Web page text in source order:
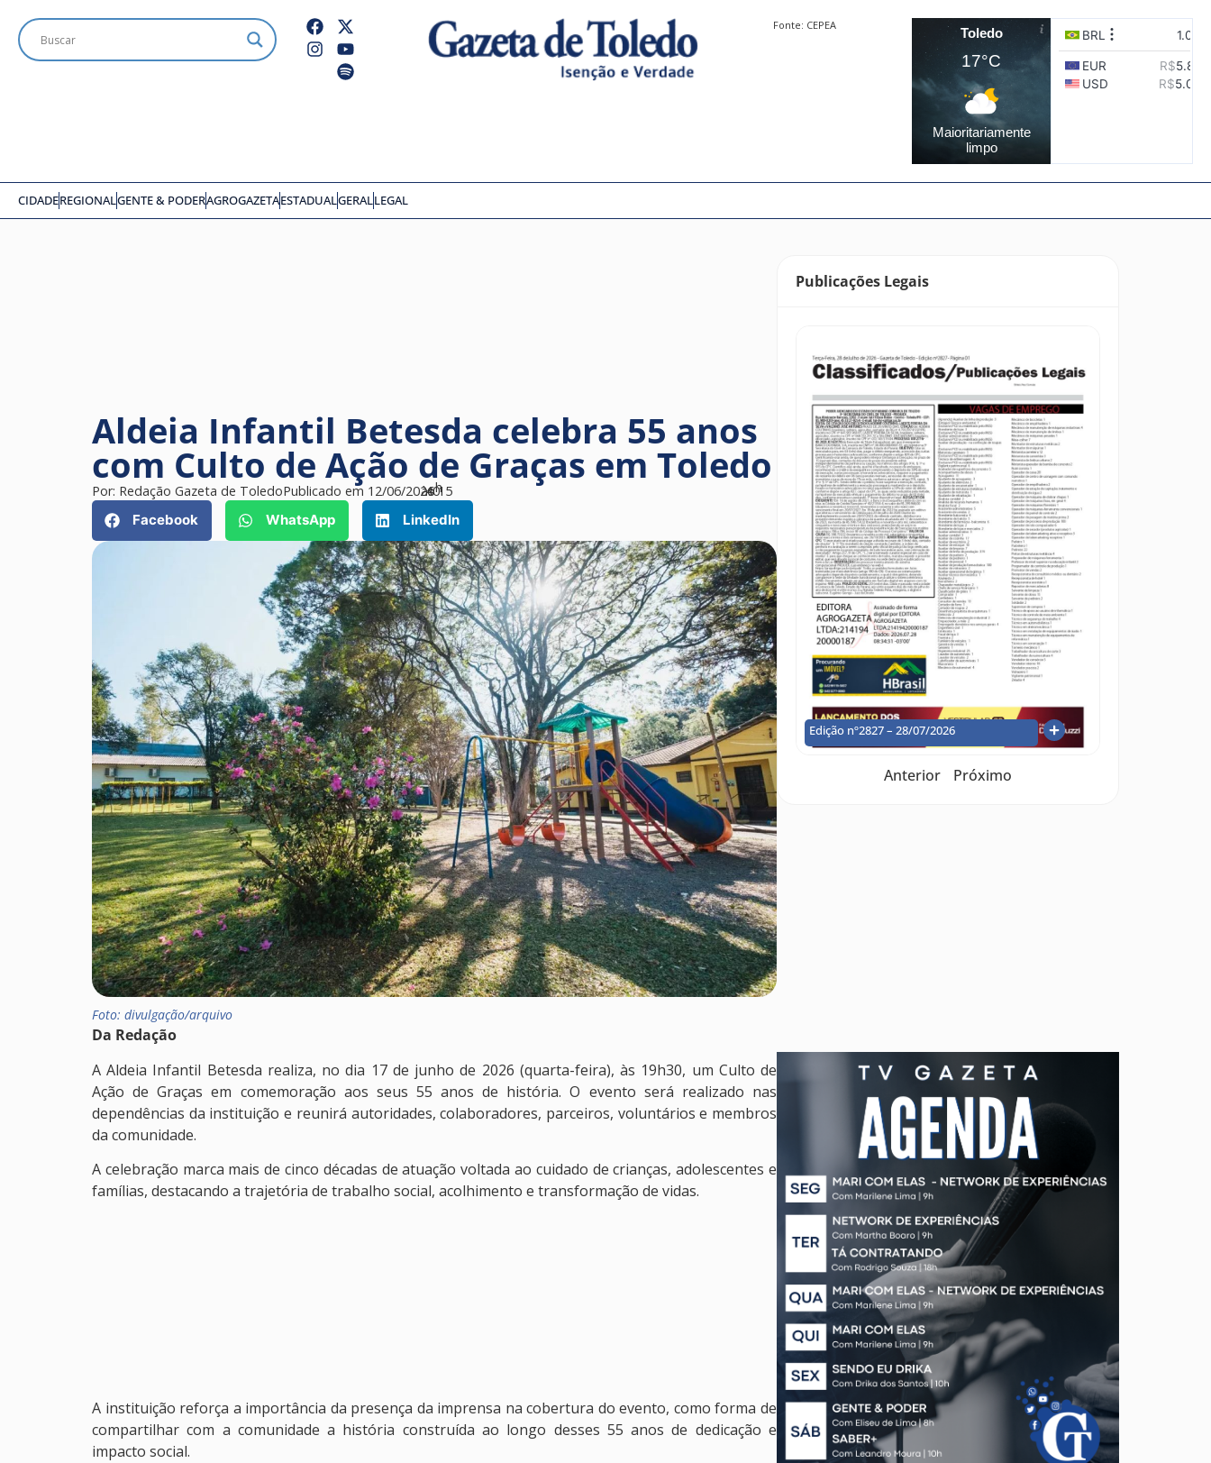
Fonte: CEPEA
Toledo
17°C
Maioritariamente
limpo
CIDADEREGIONALGENTE & PODERAGROGAZETAESTADUALGERALLEGAL
Aldeia Infantil Betesda celebra 55 anos
com Culto de Ação de Graças em Toledo
Por: Redação Gazeta de ToledoPublicado em 12/06/2026
às15
h
40
Facebook
WhatsApp LinkedIn
Foto: divulgação/arquivo
Da Redação
A Aldeia Infantil Betesda realiza, no dia 17 de junho de 2026 (quarta-feira), às 19h30, um Culto de
Ação de Graças em comemoração aos seus 55 anos de história. O evento será realizado nas
dependências da instituição e reunirá autoridades, colaboradores, parceiros, voluntários e membros
da comunidade.
A celebração marca mais de cinco décadas de atuação voltada ao cuidado de crianças, adolescentes e
famílias, destacando a trajetória de trabalho social, acolhimento e transformação de vidas.
A instituição reforça a importância da presença da imprensa na cobertura do evento, como forma de
compartilhar com a comunidade a história construída ao longo desses 55 anos de dedicação e
impacto social.
Publicações Legais
Edição nº2827 – 28/07/2026
Anterior Próximo